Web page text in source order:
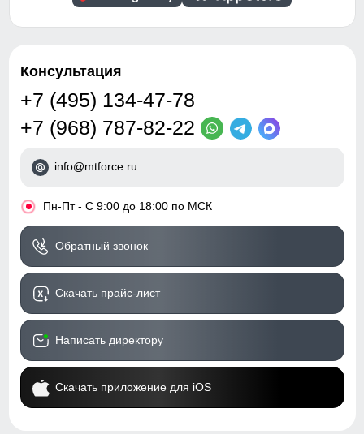
Консультация
+7 (495) 134-47-78
+7 (968) 787-82-22
info@mtforce.ru
• Пн-Пт - С 9:00 до 18:00 по МСК
Обратный звонок
Скачать прайс-лист
Написать директору
Скачать приложение для iOS